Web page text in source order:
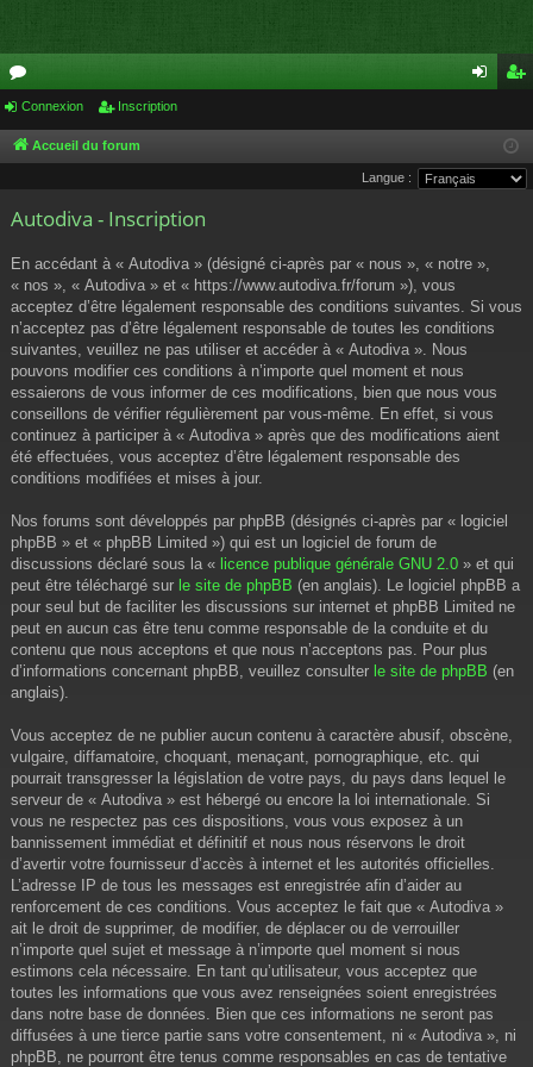
or
u
s
cri
pti
Connexion Inscription
Accueil du forum
Langue :
Autodiva - Inscription
En accédant à « Autodiva » (désigné ci-après par « nous », « notre »,
« nos », « Autodiva » et « https://www.autodiva.fr/forum »), vous
acceptez d’être légalement responsable des conditions suivantes. Si vous
n’acceptez pas d’être légalement responsable de toutes les conditions
suivantes, veuillez ne pas utiliser et accéder à « Autodiva ». Nous
pouvons modifier ces conditions à n’importe quel moment et nous
essaierons de vous informer de ces modifications, bien que nous vous
conseillons de vérifier régulièrement par vous-même. En effet, si vous
continuez à participer à « Autodiva » après que des modifications aient
été effectuées, vous acceptez d’être légalement responsable des
conditions modifiées et mises à jour.
Nos forums sont développés par phpBB (désignés ci-après par « logiciel
phpBB » et « phpBB Limited ») qui est un logiciel de forum de
discussions déclaré sous la « licence publique générale GNU 2.0 » et qui
peut être téléchargé sur le site de phpBB (en anglais). Le logiciel phpBB a
pour seul but de faciliter les discussions sur internet et phpBB Limited ne
peut en aucun cas être tenu comme responsable de la conduite et du
contenu que nous acceptons et que nous n’acceptons pas. Pour plus
d’informations concernant phpBB, veuillez consulter le site de phpBB (en
anglais).
Vous acceptez de ne publier aucun contenu à caractère abusif, obscène,
vulgaire, diffamatoire, choquant, menaçant, pornographique, etc. qui
pourrait transgresser la législation de votre pays, du pays dans lequel le
serveur de « Autodiva » est hébergé ou encore la loi internationale. Si
vous ne respectez pas ces dispositions, vous vous exposez à un
bannissement immédiat et définitif et nous nous réservons le droit
d’avertir votre fournisseur d’accès à internet et les autorités officielles.
L’adresse IP de tous les messages est enregistrée afin d’aider au
renforcement de ces conditions. Vous acceptez le fait que « Autodiva »
ait le droit de supprimer, de modifier, de déplacer ou de verrouiller
n’importe quel sujet et message à n’importe quel moment si nous
estimons cela nécessaire. En tant qu’utilisateur, vous acceptez que
toutes les informations que vous avez renseignées soient enregistrées
dans notre base de données. Bien que ces informations ne seront pas
diffusées à une tierce partie sans votre consentement, ni « Autodiva », ni
phpBB, ne pourront être tenus comme responsables en cas de tentative